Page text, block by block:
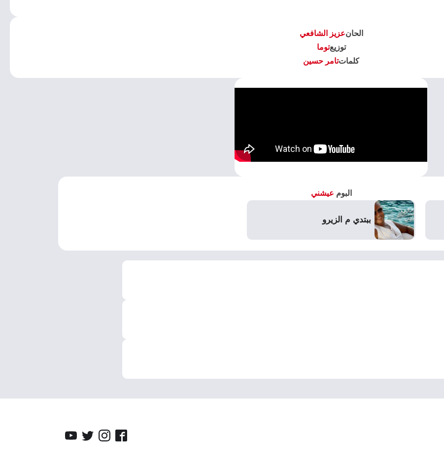
الحانعزيز الشافعي
توزيعتوما
كلماتتامر حسين
البوم عيشني
ببتدي م الزيرو